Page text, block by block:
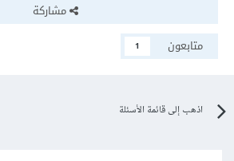
مشاركة
متابعون
1
اذهب إلى قائمة الأسئلة